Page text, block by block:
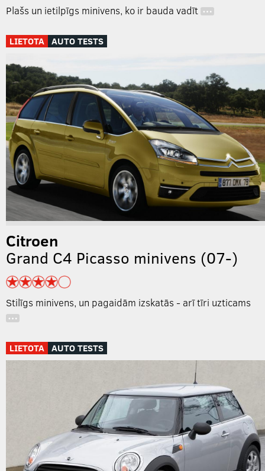
Plašs un ietilpīgs minivens, ko ir bauda vadīt …
LIETOTA AUTO TESTS
Citroen
Grand C4 Picasso minivens (07-)
Stilīgs minivens, un pagaidām izskatās - arī tīri uzticams
…
LIETOTA AUTO TESTS